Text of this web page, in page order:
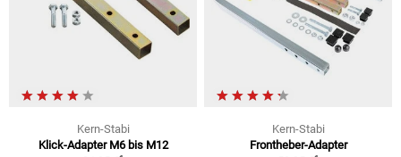
Kern-Stabi
Klick-Adapter M6 bis M12
Kern-Stabi
Frontheber-Adapter